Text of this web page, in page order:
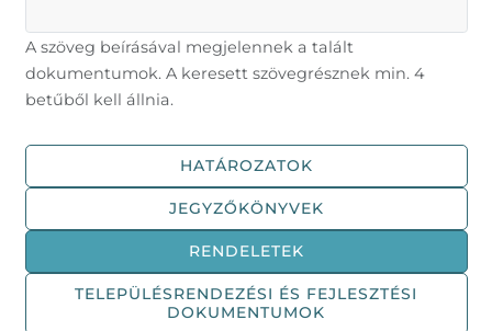
A szöveg beírásával megjelennek a talált
dokumentumok. A keresett szövegrésznek min. 4
betűből kell állnia.
HATÁROZATOK
JEGYZŐKÖNYVEK
RENDELETEK
TELEPÜLÉSRENDEZÉSI ÉS FEJLESZTÉSI
DOKUMENTUMOK